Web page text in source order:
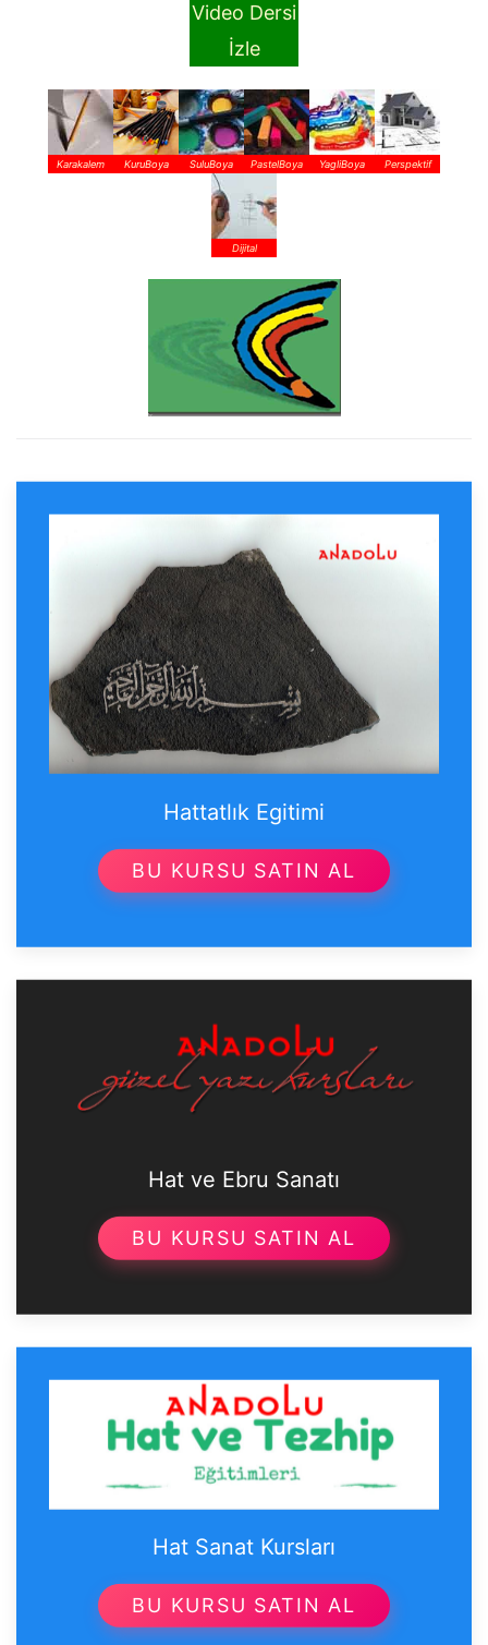
Video Dersi
İzle
Karakalem KuruBoya SuluBoya PastelBoya YagliBoya Perspektif
Dijital
Hattatlık Egitimi
BU KURSU SATIN AL
Hat ve Ebru Sanatı
BU KURSU SATIN AL
Hat Sanat Kursları
BU KURSU SATIN AL